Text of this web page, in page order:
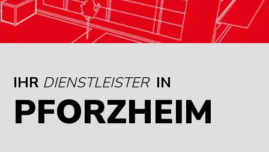
IHR DIENSTLEISTER IN
PFORZHEIM